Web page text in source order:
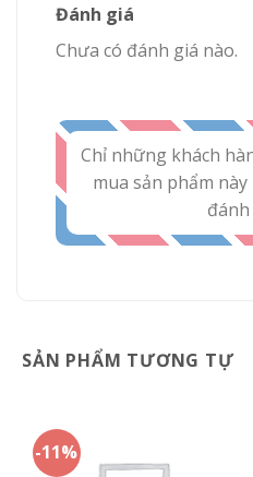
Đánh giá
Chưa có đánh giá nào.
Chỉ những khách
mua sản phẩm
đánh
SẢN PHẨM TƯƠNG TỰ
-11%